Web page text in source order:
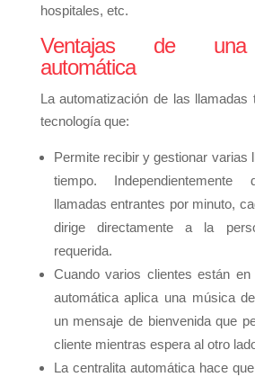
hospitales, etc.
Ventajas de una
automática
La automatización de las llamadas
tecnología que:
Permite recibir y gestionar varias
tiempo.
llamadas entrantes por minuto,
dirige directamente a la
requerida.
Cuando varios clientes están
automática aplica una música
un mensaje de bienvenida que
cliente mientras espera al otro
La centralita automática hace